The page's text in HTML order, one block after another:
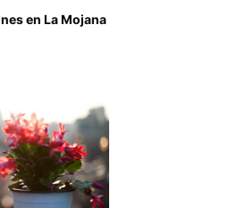
en La Mojana